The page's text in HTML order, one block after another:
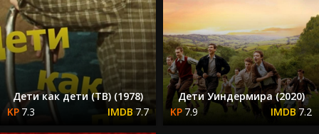
Дети как дети (ТВ) (1978)
7.3
7.7
Дети Уиндермира (2020)
7.9
7.2